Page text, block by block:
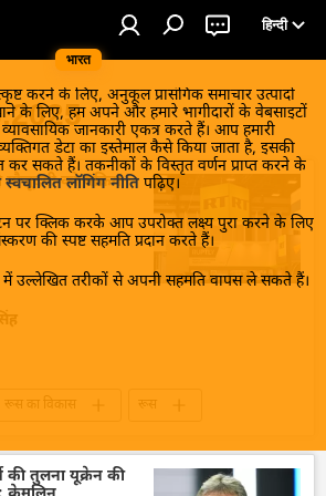
भारत
हिन्दी
करने के लिए, अनुकूल प्रासंगिक समाचार उत्पादों
के लिए, हम अपने और हमारे भागीदारों के वेबसाइटों
जानकारी एकत्र करते हैं। आप हमारी
डेटा का इस्तेमाल कैसे किया जाता है, इसकी
कर सकते हैं। तकनीकों के विस्तृत वर्णन प्राप्त करने के
लॉगिंग नीति पढ़िए।
पर क्लिक करके आप उपरोक्त लक्ष्य पुरा करने के लिए
की स्पष्ट सहमति प्रदान करते हैं।
में उल्लेखित तरीकों से अपनी सहमति वापस ले सकते हैं।
को सक्रिय
रूस का विकास
रूस
दिल्ली
द्विपक्षीय रिश्ते
की तुलना यूक्रेन की